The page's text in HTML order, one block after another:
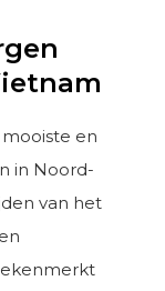
en
in Noord-
van het